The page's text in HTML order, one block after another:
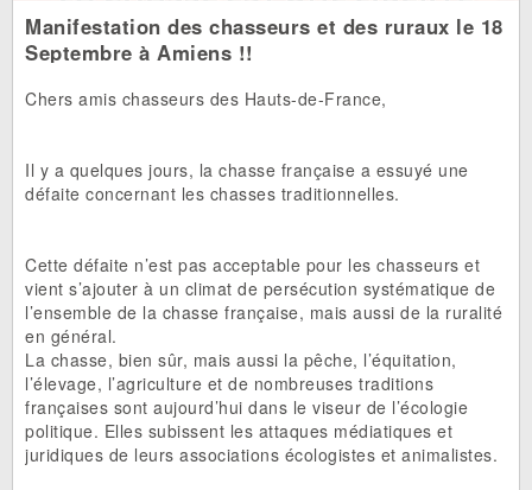
Manifestation des chasseurs et des ruraux le 18
Septembre à Amiens !!
Chers amis chasseurs des Hauts-de-France,
Il y a quelques jours, la chasse française a essuyé une
défaite concernant les chasses traditionnelles.
Cette défaite n’est pas acceptable pour les chasseurs et
vient s’ajouter à un climat de persécution systématique de
l’ensemble de la chasse française, mais aussi de la ruralité
en général.
La chasse, bien sûr, mais aussi la pêche, l’équitation,
l’élevage, l’agriculture et de nombreuses traditions
françaises sont aujourd’hui dans le viseur de l’écologie
politique. Elles subissent les attaques médiatiques et
juridiques de leurs associations écologistes et animalistes.